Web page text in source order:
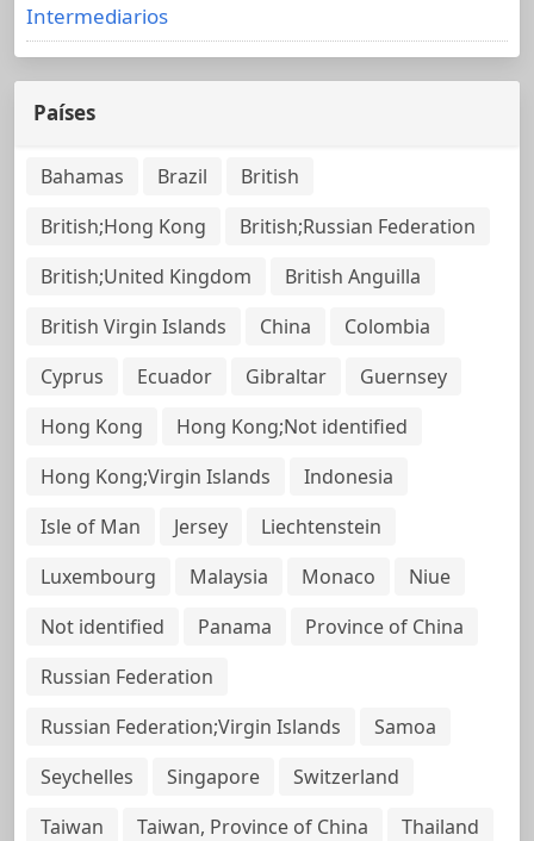
Intermediarios
Países
Bahamas Brazil
British
British;Hong Kong
British;Russian Federation
British;United Kingdom
British Anguilla
British Virgin Islands
China
Colombia
Cyprus
Ecuador Gibraltar
Guernsey
Hong Kong
Hong Kong;Not identified
Hong Kong;Virgin Islands
Indonesia
Isle of Man
Jersey
Liechtenstein
Luxembourg
Malaysia Monaco
Niue
Not identified
Panama
Province of China
Russian Federation
Russian Federation;Virgin Islands
Samoa
Seychelles
Singapore
Switzerland
Taiwan
Taiwan, Province of China Thailand